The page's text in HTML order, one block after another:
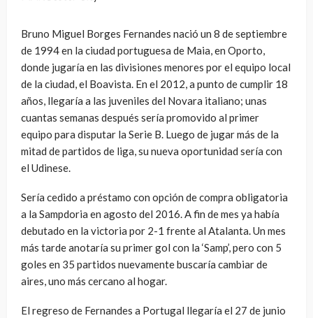
Bruno Miguel Borges Fernandes nació un 8 de septiembre
de 1994 en la ciudad portuguesa de Maia, en Oporto,
donde jugaría en las divisiones menores por el equipo local
de la ciudad, el Boavista. En el 2012, a punto de cumplir 18
años, llegaría a las juveniles del Novara italiano; unas
cuantas semanas después sería promovido al primer
equipo para disputar la Serie B. Luego de jugar más de la
mitad de partidos de liga, su nueva oportunidad sería con
el Udinese.
Sería cedido a préstamo con opción de compra obligatoria
a la Sampdoria en agosto del 2016. A fin de mes ya había
debutado en la victoria por 2-1 frente al Atalanta. Un mes
más tarde anotaría su primer gol con la ‘Samp’, pero con 5
goles en 35 partidos nuevamente buscaría cambiar de
aires, uno más cercano al hogar.
El regreso de Fernandes a Portugal llegaría el 27 de junio